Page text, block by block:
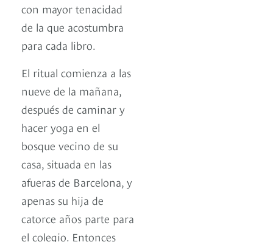
con mayor tenacidad
de la que acostumbra
para cada libro.
El ritual comienza a las
nueve de la mañana,
después de caminar y
hacer yoga en el
bosque vecino de su
casa, situada en las
afueras de Barcelona, y
apenas su hija de
catorce años parte para
el colegio. Entonces